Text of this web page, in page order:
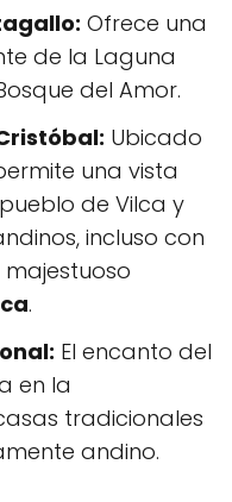
Ofrece una
de la Laguna
del Amor.
Ubicado
una vista
de Vilca y
incluso con
.
El encanto del
en la
tradicionales
andino.